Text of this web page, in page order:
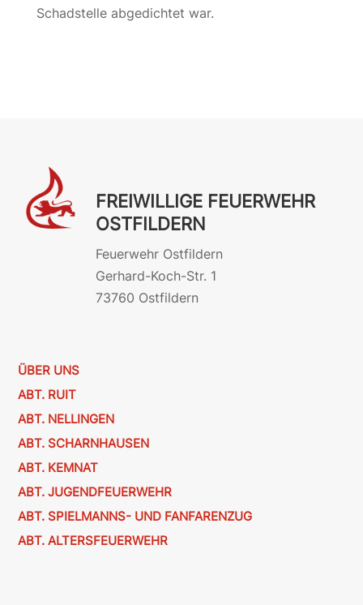
Schadstelle abgedichtet war.
FREIWILLIGE FEUERWEHR
OSTFILDERN
Feuerwehr Ostfildern
Gerhard-Koch-Str. 1
73760 Ostfildern
ÜBER UNS
ABT. RUIT
ABT. NELLINGEN
ABT. SCHARNHAUSEN
ABT. KEMNAT
ABT. JUGENDFEUERWEHR
ABT. SPIELMANNS- UND FANFARENZUG
ABT. ALTERSFEUERWEHR